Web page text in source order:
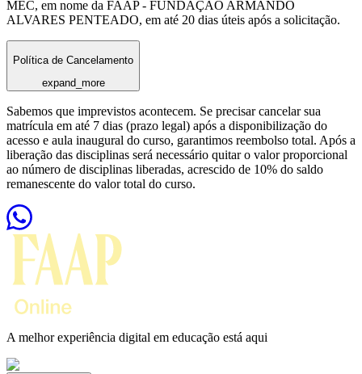
MEC, em nome da FAAP - FUNDAÇÃO ARMANDO
ALVARES PENTEADO, em até 20 dias úteis após a solicitação.
Política de Cancelamento
expand_more
Sabemos que imprevistos acontecem. Se precisar cancelar sua
matrícula em até 7 dias (prazo legal) após a disponibilização do
acesso e aula inaugural do curso, garantimos reembolso total. Após a
liberação das disciplinas será necessário quitar o valor proporcional
ao número de disciplinas liberadas, acrescido de 10% do saldo
remanescente do valor total do curso.
A melhor experiência digital em educação está aqui